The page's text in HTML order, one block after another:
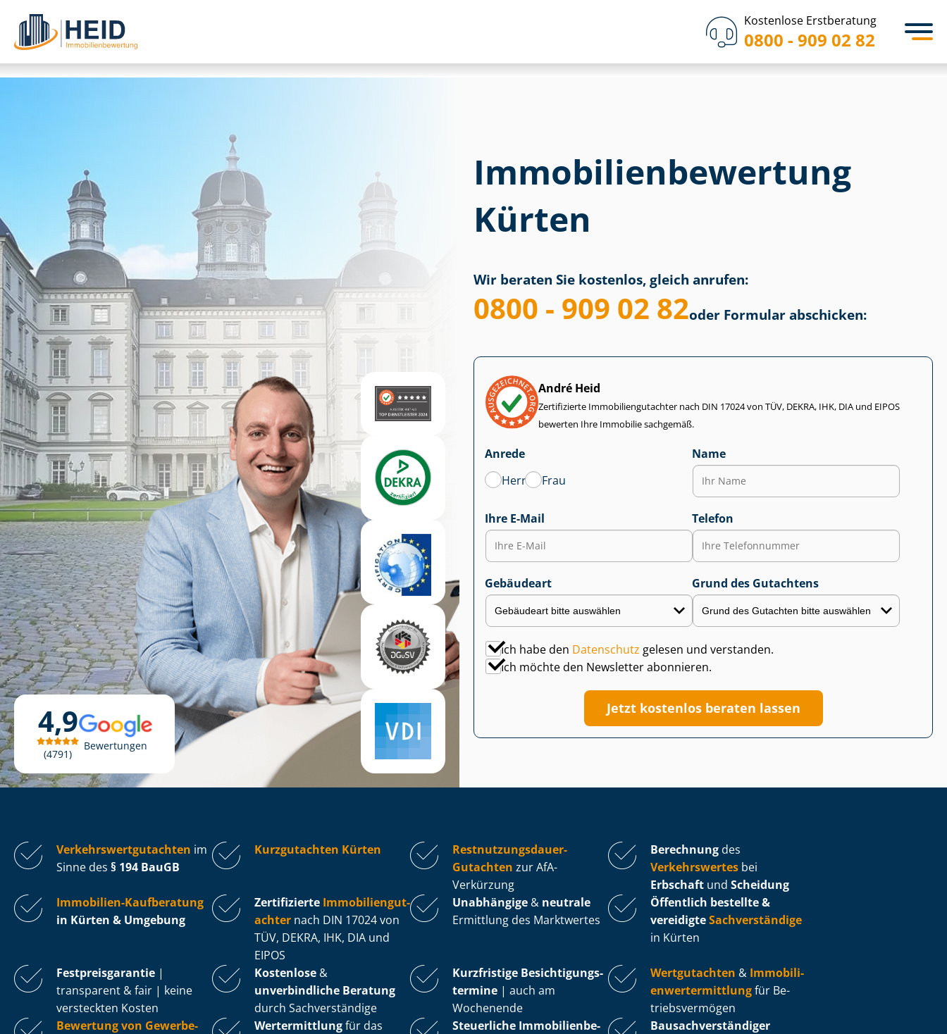
Kostenlose Erstberatung
0800 - 909 02 82
4,9
4791
Bewertungen
Immobilien­bewertung
Kürten
Wir beraten Sie kostenlos, gleich anrufen:
0800 - 909 02 82oder Formular abschicken:
André Heid
Zertifizierte Im­mo­bi­li­en­gut­ach­ter nach DIN 17024 von TÜV, DEKRA, IHK, DIA und EIPOS
bewerten Ihre Immobilie sachgemäß.
Anrede
Herr
Frau
Name
Ihre E-Mail Telefon
Gebäudeart Grund des Gutachtens
Ich habe den Datenschutz gelesen und verstanden.
Ich möchte den Newsletter abonnieren.
Jetzt kostenlos beraten lassen
Ver­kehrs­wert­gut­ach­ten im
Sinne des § 194 BauGB
Kurzgutachten Kürten
Rest­nut­zungs­dau­er-
Gutachten zur AfA-
Verkürzung
Berechnung des
Verkehrswertes bei
Erbschaft und Scheidung
Immobilien-Kaufberatung
in Kürten & Umgebung
Zertifizierte Im­mo­bi­li­en­gut­
ach­ter nach DIN 17024 von
TÜV, DEKRA, IHK, DIA und
EIPOS
Unabhängige & neutrale
Ermittlung des Marktwertes
Öffentlich bestellte &
vereidigteSachverständige
in Kürten
Fest­preis­ga­ran­tie |
transparent & fair | keine
versteckten Kosten
Kostenlose &
unverbindliche Beratung
durch Sachverständige
Kurzfristige Be­sich­ti­gungs­
ter­mi­ne | auch am
Wochenende
Wertgutachten & Im­mo­bi­li­
en­wert­ermitt­lungfür Be­
triebs­ver­mö­gen
Bewertung von Ge­wer­be­
Wertermittlungfür das
Steuerliche Im­mo­bi­li­en­be­
Bau­sach­ver­stän­di­ger